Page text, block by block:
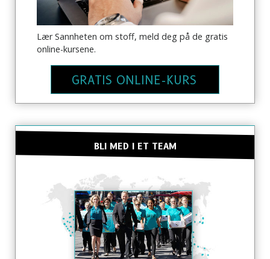
Lær Sannheten om stoff, meld deg på de gratis
online-kursene.
GRATIS ONLINE-KURS
BLI MED I ET TEAM